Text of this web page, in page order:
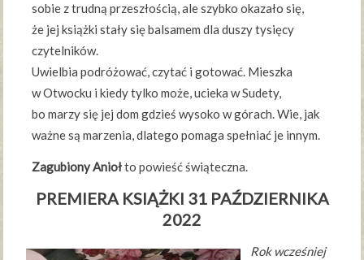
sobie z trudną przeszłością, ale szybko okazało się,
że jej książki stały się balsamem dla duszy tysięcy
czytelników.
Uwielbia podróżować, czytać i gotować. Mieszka
w Otwocku i kiedy tylko może, ucieka w Sudety,
bo marzy się jej dom gdzieś wysoko w górach. Wie, jak
ważne są marzenia, dlatego pomaga spełniać je innym.
Zagubiony Aniołto powieść świąteczna.
PREMIERA KSIĄŻKI 31 PAŹDZIERNIKA
2022
Rok wcześniej